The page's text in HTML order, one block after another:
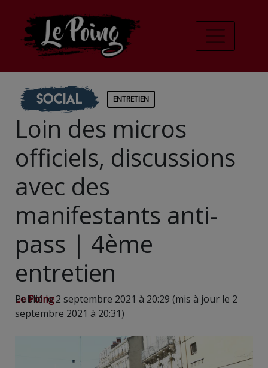
Social ENTRETIEN
Loin des micros
officiels, discussions
avec des
manifestants anti-
pass | 4ème
entretien
Le Poing
Publié le 2 septembre 2021 à 20:29 (mis à jour le 2
septembre 2021 à 20:31)